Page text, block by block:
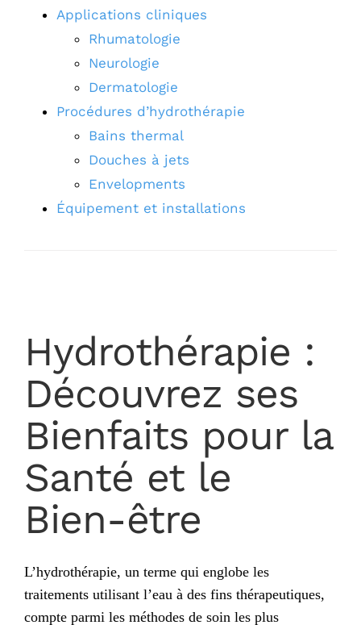
Applications cliniques
Rhumatologie
Neurologie
Dermatologie
Procédures d’hydrothérapie
Bains thermal
Douches à jets
Envelopments
Équipement et installations
Hydrothérapie :
Découvrez ses
Bienfaits pour la
Santé et le
Bien-être
L’hydrothérapie, un terme qui englobe les
traitements utilisant l’eau à des fins thérapeutiques,
compte parmi les méthodes de soin les plus